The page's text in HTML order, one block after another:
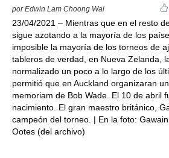
por Edwin Lam Choong Wai
23/04/2021 – Mientras que en el resto
sigue azotando a la mayoría de los
imposible la mayoría de los torneos de
tableros de verdad, en Nueva Zelanda,
normalizado un poco a lo largo de los
permitió que en Auckland organizaran
memoriam de Bob Wade. El 10 de abril
nacimiento. El gran maestro británico,
campeón del torneo. | En la foto:
Ootes (del archivo)